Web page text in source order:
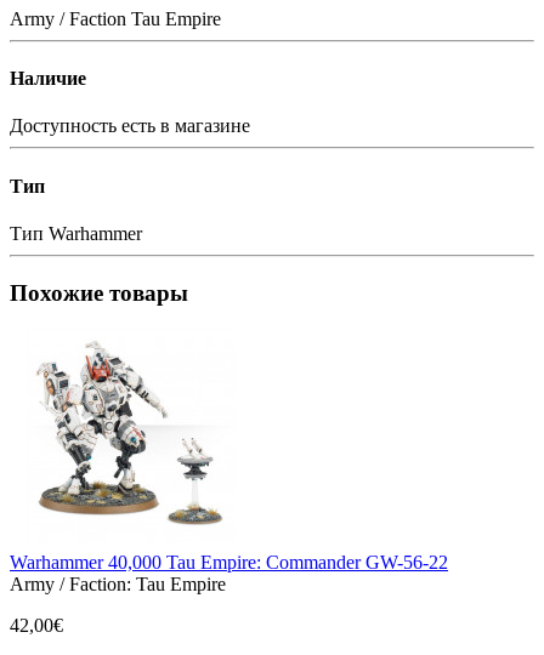
Army / Faction Tau Empire
Наличие
Доступность есть в магазине
Тип
Тип Warhammer
Похожие товары
Warhammer 40,000 Tau Empire: Commander GW-56-22
Army / Faction: Tau Empire
42,00€